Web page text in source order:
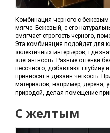
Комбинация черного с бежевым
мягче. Бежевый, с его
смягчает строгость черного,
Эта комбинация подойдет для
эклектичных интерьеров, где
элегантность. Разные оттенки
песочного, добавляют глубину
привносят в дизайн четкость.
материалов, например, дерева,
природой, делая помещение
С желтым